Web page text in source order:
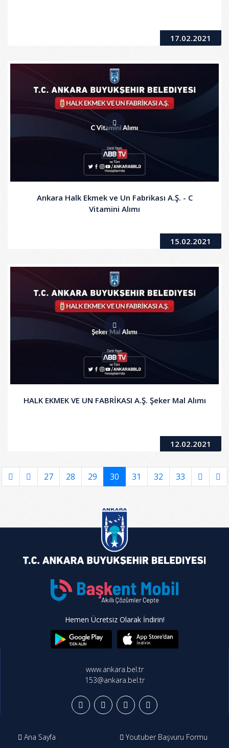
17.02.2021
Ankara Halk Ekmek ve Un Fabrikası A.Ş. - C
Vitamini Alımı
15.02.2021
HALK EKMEK VE UN FABRİKASI A.Ş. Şeker Mal Alımı
12.02.2021
27 28 29 30 31 32 33
Hemen Ücretsiz Olarak İndirin!
www.ankara.bel.tr
153@ankara.bel.tr
Ana Sayfa
Youtuber Başvuru Formu